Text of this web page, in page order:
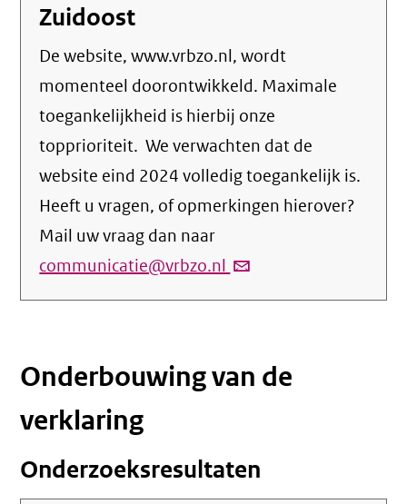
Zuidoost
De website, www.vrbzo.nl, wordt
momenteel doorontwikkeld. Maximale
toegankelijkheid is hierbij onze
topprioriteit. We verwachten dat de
website eind 2024 volledig toegankelijk is.
Heeft u vragen, of opmerkingen hierover?
Mail uw vraag dan naar
communicatie@vrbzo.nl (link
verstuurt
Onderbouwing van de
verklaring
Onderzoeksresultaten